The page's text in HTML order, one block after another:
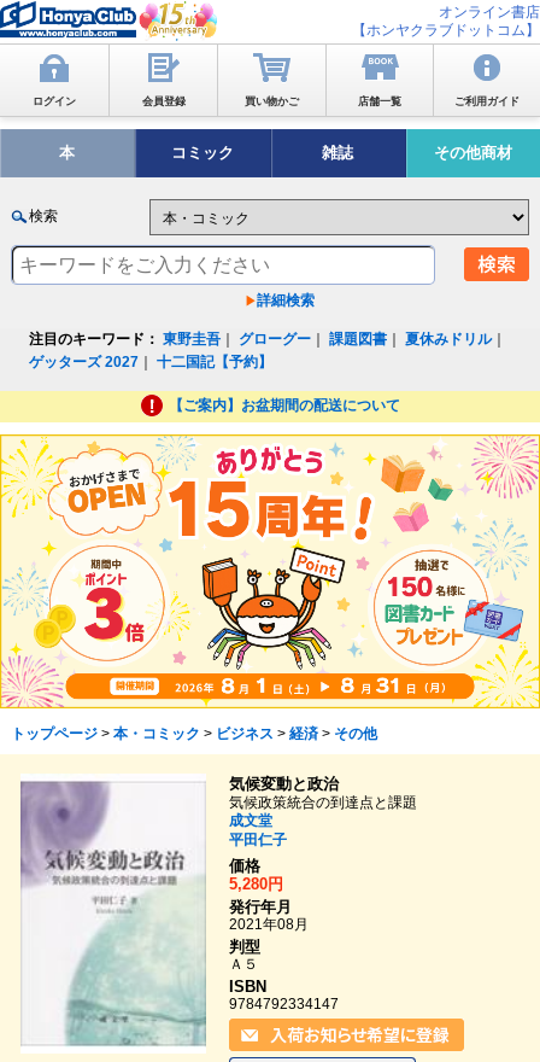
オンライン書店
【ホンヤクラブドットコム】
ログイン 会員登録 買い物かご 店舗一覧 ご利用ガイド
本 コミック 雑誌 その他商材
検索
詳細検索
注目のキーワード： 東野圭吾 グローグー ｜課題図書 ｜夏休みドリル｜
ゲッターズ 2027 ｜十二国記【予約】
【ご案内】お盆期間の配送について
トップページ> 本・コミック > ビジネス > 経済> その他
気候変動と政治
気候政策統合の到達点と課題
成文堂
平田仁子
価格
5,280円
発行年月
2021年08月
判型
Ａ５
ISBN
9784792334147